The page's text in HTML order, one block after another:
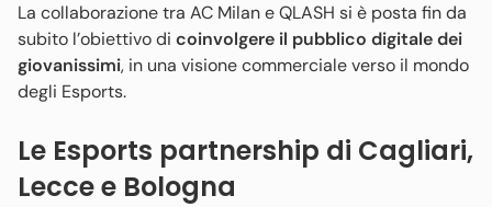
La collaborazione tra AC Milan e QLASH si è posta fin da
subito l’obiettivo di coinvolgere il pubblico digitale dei
giovanissimi, in una visione commerciale verso il mondo
degli Esports.
Le Esports partnership di Cagliari,
Lecce e Bologna